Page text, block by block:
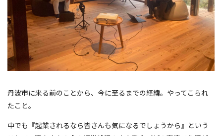
丹波市に来る前のことから、今に至るまでの経緯。やってこられ
たこと。
中でも『起業されるなら皆さんも気になるでしょうから』という